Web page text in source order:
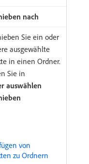
nach
Sie ein oder
ausgewählte
in einen Ordner.
Sie in
auswählen
von
zu Ordnern